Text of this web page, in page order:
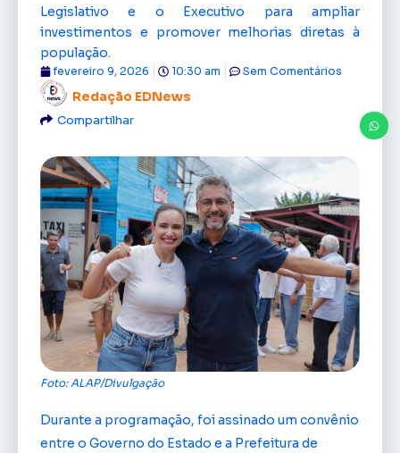
Legislativo e o Executivo para ampliar
investimentos e promover melhorias diretas à
população.
Redação EDNews
fevereiro 9, 2026 10:30 am Sem Comentários
Compartilhar
Foto: ALAP/Divulgação
Durante a programação, foi assinado um convênio
entre o Governo do Estado e a Prefeitura de